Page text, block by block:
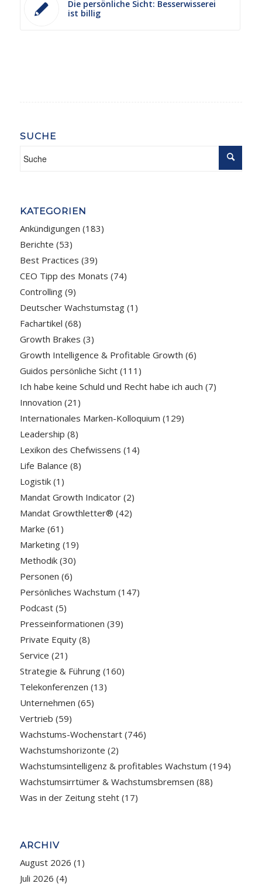
Die persönliche Sicht: Besserwisserei
ist billig
SUCHE
KATEGORIEN
Ankündigungen (183)
Berichte (53)
Best Practices (39)
CEO Tipp des Monats (74)
Controlling(9)
Deutscher Wachstumstag(1)
Fachartikel (68)
Growth Brakes (3)
Growth Intelligence & Profitable Growth (6)
Guidos persönliche Sicht(111)
Ich habe keine Schuld und Recht habe ich auch (7)
Innovation (21)
Internationales Marken-Kolloquium (129)
Leadership (8)
Lexikon des Chefwissens (14)
Life Balance (8)
Logistik(1)
Mandat Growth Indicator(2)
Mandat Growthletter® (42)
Marke (61)
Marketing(19)
Methodik(30)
Personen (6)
Persönliches Wachstum (147)
Podcast(5)
Presseinformationen (39)
Private Equity(8)
Service (21)
Strategie & Führung(160)
Telekonferenzen (13)
Unternehmen (65)
Vertrieb (59)
Wachstums-Wochenstart(746)
Wachstumshorizonte (2)
Wachstumsintelligenz & profitables Wachstum (194)
Wachstumsirrtümer & Wachstumsbremsen (88)
Was in der Zeitung steht(17)
ARCHIV
August 2026 (1)
Juli 2026 (4)